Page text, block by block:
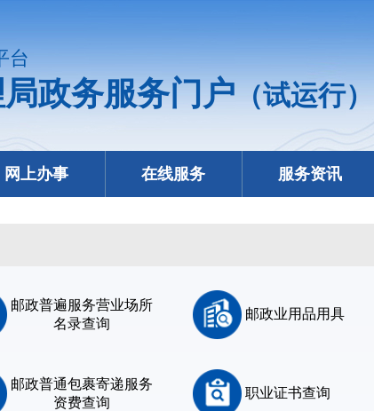
台
政务服务门户（试运行）
网上办事 在线服务 服务资讯
邮政普遍服务营业场所
名录查询
邮政业用品用具
邮政普通包裹寄递服务
资费查询
职业证书查询